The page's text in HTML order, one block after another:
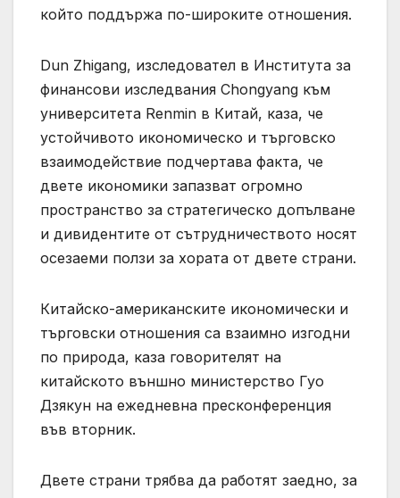
който поддържа по-широките отношения.
Dun Zhigang, изследовател в Института за
финансови изследвания Chongyang към
университета Renmin в Китай, каза, че
устойчивото икономическо и търговско
взаимодействие подчертава факта, че
двете икономики запазват огромно
пространство за стратегическо допълване
и дивидентите от сътрудничеството носят
осезаеми ползи за хората от двете страни.
Китайско-американските икономически и
търговски отношения са взаимно изгодни
по природа, каза говорителят на
китайското външно министерство Гуо
Дзякун на ежедневна пресконференция
във вторник.
Двете страни трябва да работят заедно, за